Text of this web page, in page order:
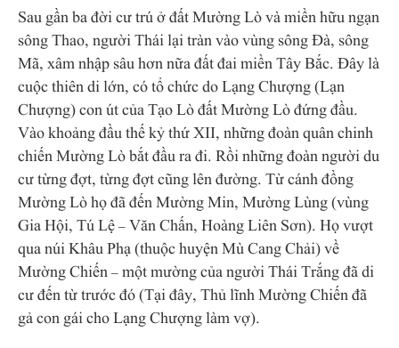
Sau gần ba đời cư trú ở đất Mường Lò và miền hữu ngạn
sông Thao, người Thái lại tràn vào vùng sông Đà, sông
Mã, xâm nhập sâu hơn nữa đất đai miền Tây Bắc. Đây là
cuộc thiên di lớn, có tổ chức do Lạng Chượng (Lạn
Chượng) con út của Tạo Lò đất Mường Lò đứng đầu.
Vào khoảng đầu thế kỷ thứ XII, những đoàn quân chinh
chiến Mường Lò bắt đầu ra đi. Rồi những đoàn người du
cư từng đợt, từng đợt cũng lên đường. Từ cánh đồng
Mường Lò họ đã đến Mường Min, Mường Lùng (vùng
Gia Hội, Tú Lệ – Văn Chấn, Hoàng Liên Sơn). Họ vượt
qua núi Khâu Phạ (thuộc huyện Mù Cang Chải) về
Mường Chiến – một mường của người Thái Trắng đã di
cư đến từ trước đó (Tại đây, Thủ lĩnh Mường Chiến đã
gả con gái cho Lạng Chượng làm vợ).